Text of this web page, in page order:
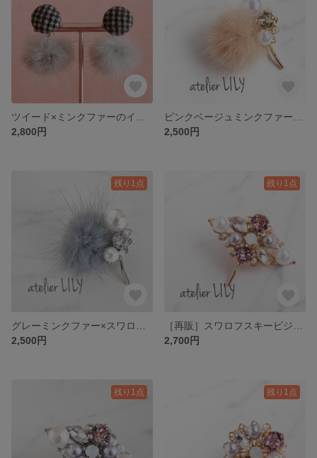
2,800円
2,500円
残り1点
2,500円
残り1点
2,700円
残り1点 残り1点